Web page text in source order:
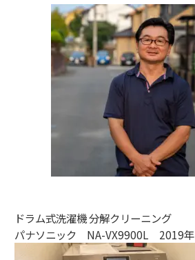
ドラム式洗濯機 分解クリーニング
パナソニック NA-VX9900L 2019年